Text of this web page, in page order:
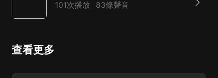
101次播放 83條聲音
查看更多